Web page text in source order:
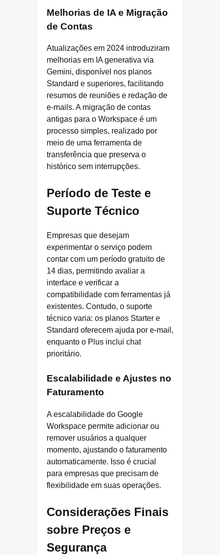
Melhorias de IA e Migração
de Contas
Atualizações em 2024 introduziram
melhorias em IA generativa via
Gemini, disponível nos planos
Standard e superiores, facilitando
resumos de reuniões e redação de
e-mails. A migração de contas
antigas para o Workspace é um
processo simples, realizado por
meio de uma ferramenta de
transferência que preserva o
histórico sem interrupções.
Período de Teste e
Suporte Técnico
Empresas que desejam
experimentar o serviço podem
contar com um período gratuito de
14 dias, permitindo avaliar a
interface e verificar a
compatibilidade com ferramentas já
existentes. Contudo, o suporte
técnico varia: os planos Starter e
Standard oferecem ajuda por e-mail,
enquanto o Plus inclui chat
prioritário.
Escalabilidade e Ajustes no
Faturamento
A escalabilidade do Google
Workspace permite adicionar ou
remover usuários a qualquer
momento, ajustando o faturamento
automaticamente. Isso é crucial
para empresas que precisam de
flexibilidade em suas operações.
Considerações Finais
sobre Preços e
Segurança